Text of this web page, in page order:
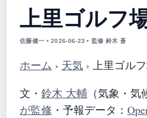
上里ゴルフ
佐藤健一 • 2026-06-23 • 監修 鈴木 蒼
ホーム › 天気 › 上里ゴル
文・ 鈴木 大輔 （気象・気
が監修 ・ 予報データ：